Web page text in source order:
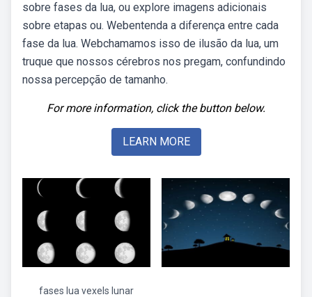
sobre fases da lua, ou explore imagens adicionais
sobre etapas ou. Webentenda a diferença entre cada
fase da lua. Webchamamos isso de ilusão da lua, um
truque que nossos cérebros nos pregam, confundindo
nossa percepção de tamanho.
For more information, click the button below.
LEARN MORE
fases lua vexels lunar